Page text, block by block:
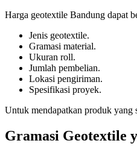
Harga geotextile Bandung dapat
Jenis geotextile.
Gramasi material.
Ukuran roll.
Jumlah pembelian.
Lokasi pengiriman.
Spesifikasi proyek.
Untuk mendapatkan produk yang
Gramasi Geotextile